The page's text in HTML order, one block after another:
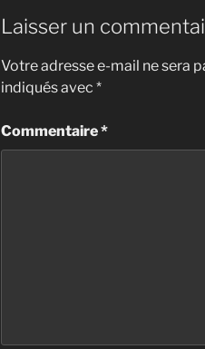
Laisser un
Votre adresse e-mail ne sera
indiqués avec *
Commentaire*